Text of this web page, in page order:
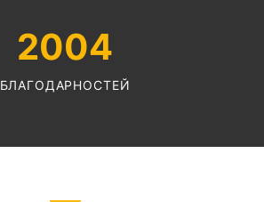
2004
БЛАГОДАРНОСТЕЙ